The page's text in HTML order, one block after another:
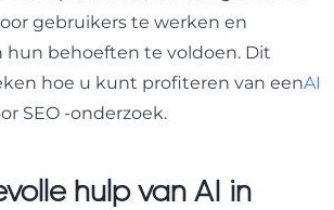
gebruikers te werken en
hun behoeften te voldoen. Dit
hoe u kunt profiteren van eenAI
SEO -onderzoek.
hulp van AI in